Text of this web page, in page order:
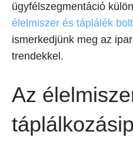
ügyfélszegmentáció
élelmiszer és táplálék bolt
ismerkedjünk meg az
trendekkel.
Az